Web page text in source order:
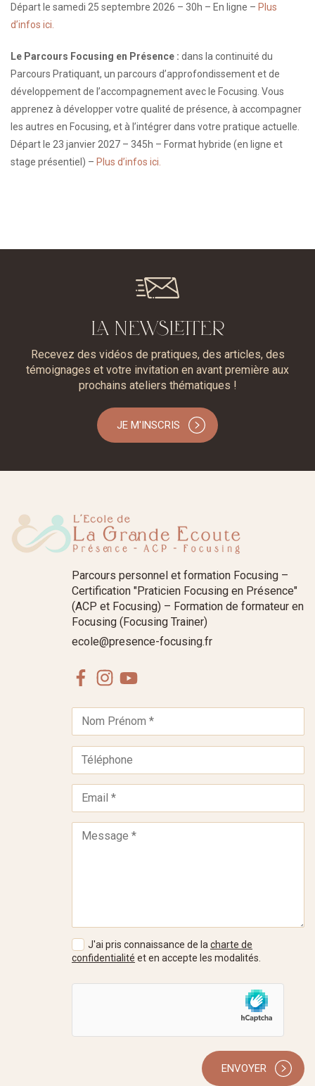
Départ le samedi 25 septembre 2026 – 30h – En ligne – Plus
d’infos ici.
Le Parcours Focusing en Présence : dans la continuité du
Parcours Pratiquant, un parcours d’approfondissement et de
développement de l’accompagnement avec le Focusing. Vous
apprenez à développer votre qualité de présence, à accompagner
les autres en Focusing, et à l’intégrer dans votre pratique actuelle.
Départ le 23 janvier 2027 – 345h – Format hybride (en ligne et
stage présentiel) – Plus d’infos ici.
LA NEWSLETTER
Recevez des vidéos de pratiques, des articles, des
témoignages et votre invitation en avant première aux
prochains ateliers thématiques !
JE M'INSCRIS
Parcours personnel et formation Focusing –
Certification "Praticien Focusing en Présence"
(ACP et Focusing) – Formation de formateur en
Focusing (Focusing Trainer)
ecole@presence-focusing.fr
FacebookInstagram
J'ai pris connaissance de la charte de
confidentialité et en accepte les modalités.
ENVOYER